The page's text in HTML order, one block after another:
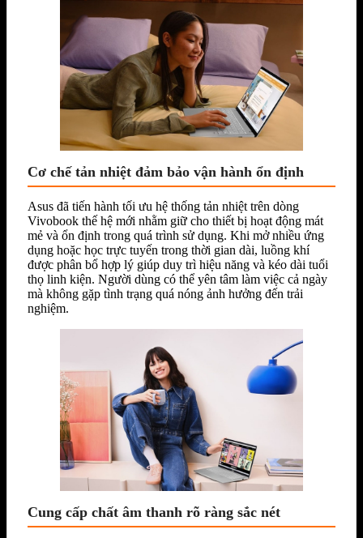
Cơ chế tản nhiệt đảm bảo vận hành ổn định
Asus đã tiến hành tối ưu hệ thống tản nhiệt trên dòng
Vivobook thế hệ mới nhằm giữ cho thiết bị hoạt động mát
mẻ và ổn định trong quá trình sử dụng. Khi mở nhiều ứng
dụng hoặc học trực tuyến trong thời gian dài, luồng khí
được phân bổ hợp lý giúp duy trì hiệu năng và kéo dài tuổi
thọ linh kiện. Người dùng có thể yên tâm làm việc cả ngày
mà không gặp tình trạng quá nóng ảnh hưởng đến trải
nghiệm.
Cung cấp chất âm thanh rõ ràng sắc nét